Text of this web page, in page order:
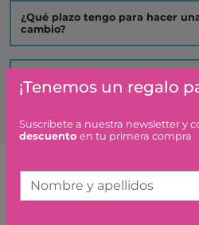
¿Qué plazo tengo para hacer
cambio?
Artículos similares o
¡Tenemos un regalo
Suscríbete a nuestra newsletter y
descuento en tu primera compra
Nombre y apellidos